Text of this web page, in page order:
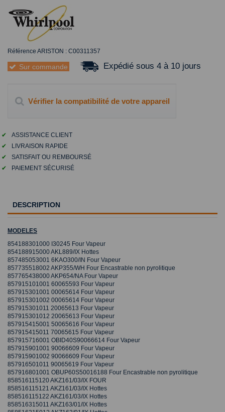
Référence ARISTON : C00311357
Sur commande Expédié sous 4 à 10 jours
Vérifier la compatibilité de votre appareil
✔
ASSISTANCE CLIENT
✔
LIVRAISON RAPIDE
✔
SATISFAIT OU REMBOURSÉ
✔
PAIEMENT SÉCURISÉ
DESCRIPTION
MODELES
854188301000 I30245 Four Vapeur
854188915000 AKL889/IX Hottes
857485053001 6KAO300/IN Four Vapeur
857735518002 AKP355/WH Four Encastrable non pyrolitique
857765438000 AKP654/NA Four Vapeur
857915101001 60065593 Four Vapeur
857915301001 00065614 Four Vapeur
857915301002 00065614 Four Vapeur
857915301011 20065613 Four Vapeur
857915301012 20065613 Four Vapeur
857915415001 50065616 Four Vapeur
857915415011 70065615 Four Vapeur
857915716001 OBID40S90066614 Four Vapeur
857915901001 90066609 Four Vapeur
857915901002 90066609 Four Vapeur
857916501011 90065619 Four Vapeur
857916801001 OBUP60S50016188 Four Encastrable non pyrolitique
858516115120 AKZ161/03/IX FOUR
858516115121 AKZ161/03/IX Hottes
858516115122 AKZ161/03/IX Hottes
858516315011 AKZ163/01/IX Hottes